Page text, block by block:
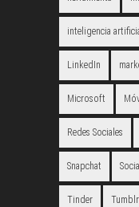
inteligencia
LinkedIn
Microsoft
Redes Sociales
Snapchat
Tinder Tumblr